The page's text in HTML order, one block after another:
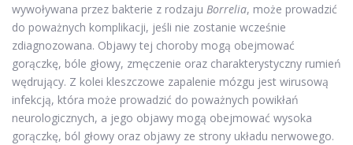
wywoływana przez bakterie z rodzaju Borrelia, może prowadzić
do poważnych komplikacji, jeśli nie zostanie wcześnie
zdiagnozowana. Objawy tej choroby mogą obejmować
gorączkę, bóle głowy, zmęczenie oraz charakterystyczny rumień
wędrujący. Z kolei kleszczowe zapalenie mózgu jest wirusową
infekcją, która może prowadzić do poważnych powikłań
neurologicznych, a jego objawy mogą obejmować wysoka
gorączkę, ból głowy oraz objawy ze strony układu nerwowego.